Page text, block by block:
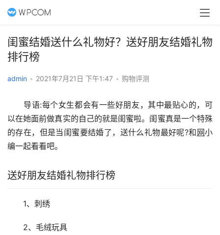
闺蜜结婚送什么礼物好？送好朋友结婚礼物
排行榜
admin • 2021年7月21日 下午1:47 • 购物评测
导语:每个女生都会有一些好朋友，其中最贴心的，可
以在她面前做真实的自己的就是闺蜜啦。闺蜜真是一个特殊
的存在，但是当闺蜜要结婚了，送什么礼物最好呢?和 网小
编一起看看吧。
送好朋友结婚礼物排行榜
1、刺绣
2、毛绒玩具